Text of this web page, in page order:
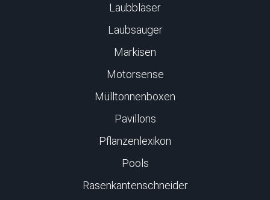
Laubbläser
Laubsauger
Markisen
Motorsense
Mülltonnenboxen
Pavillons
Pflanzenlexikon
Pools
Rasenkantenschneider